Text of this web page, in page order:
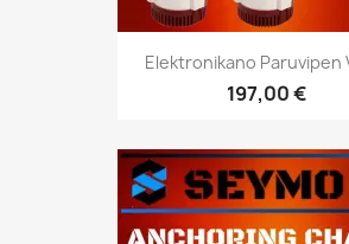
Elektronikano Paruvipen
197,00 €